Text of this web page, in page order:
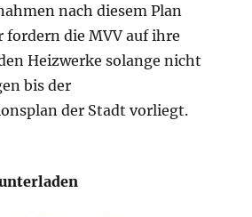
nach diesem Plan
fordern die MVV auf ihre
Heizwerke solange nicht
bis der
der Stadt vorliegt.